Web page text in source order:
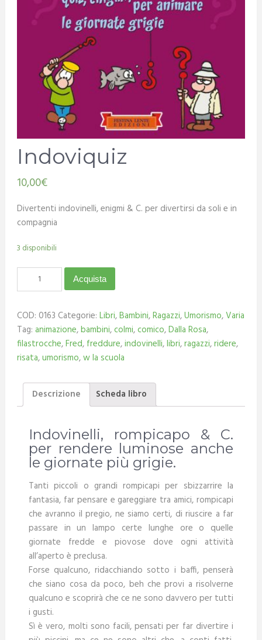
Indoviquiz
10,00€
Divertenti indovinelli, enigmi & C. per divertirsi da soli e in
compagnia
3 disponibili
Acquista
COD: 0163 Categorie: Libri,Bambini,Ragazzi,Umorismo,Varia
Tag: animazione,bambini,colmi,comico,Dalla Rosa,
filastrocche,Fred, freddure,indovinelli,libri,ragazzi,ridere,
risata,umorismo,w la scuola
Descrizione Scheda libro
Indovinelli, rompicapo & C.
per rendere luminose anche
le giornate più grigie.
Tanti piccoli o grandi rompicapi per sbizzarrire la
fantasia, far pensare e gareggiare tra amici, rompicapi
che avranno il pregio, ne siamo certi, di riuscire a far
passare in un lampo certe lunghe ore o quelle
giornate fredde e piovose dove ogni attività
all’aperto è preclusa.
Forse qualcuno, ridacchiando sotto i baffi, penserà
che siano cosa da poco, beh che provi a risolverne
qualcuno e scoprirà che ce ne sono davvero per tutti
i gusti.
Sì è vero, molti sono facili, pensati per far divertire i